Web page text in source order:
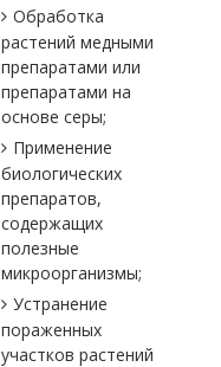
Обработка
растений медными
препаратами или
препаратами на
основе серы;
Применение
биологических
препаратов,
содержащих
полезные
микроорганизмы;
Устранение
пораженных
участков растений